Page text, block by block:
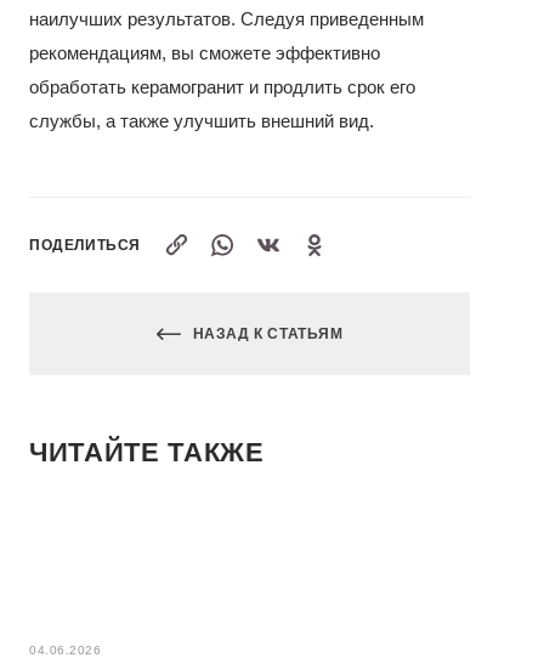
наилучших результатов. Следуя приведенным
рекомендациям, вы сможете эффективно
обработать керамогранит и продлить срок его
службы, а также улучшить внешний вид.
ПОДЕЛИТЬСЯ
НАЗАД К СТАТЬЯМ
ЧИТАЙТЕ ТАКЖЕ
04.06.2026